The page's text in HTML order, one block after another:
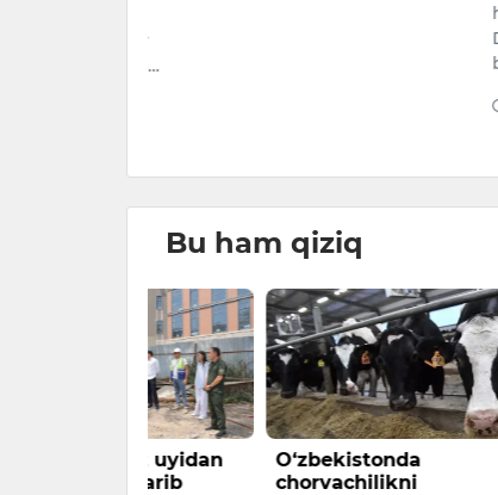
Bu ham qiziq
O‘zbekistonda
chorvachilikni